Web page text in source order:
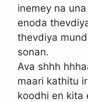
inemey na
enoda
thevdiya
sonan.
Ava shhh
maari kathitu
koodhi en kita